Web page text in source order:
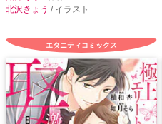
北沢きょう / イラスト
エタニティコミックス